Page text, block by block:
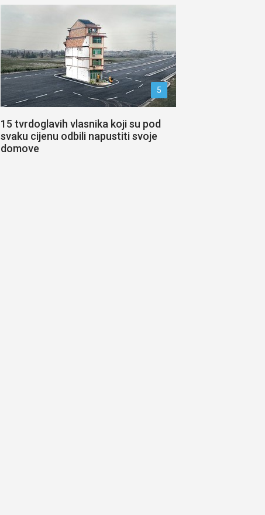
5
15 tvrdoglavih vlasnika koji su pod
svaku cijenu odbili napustiti svoje
domove